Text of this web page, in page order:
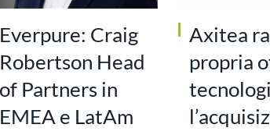
Everpure: Craig
Robertson Head
of Partners in
EMEA e LatAm
Axitea
propria